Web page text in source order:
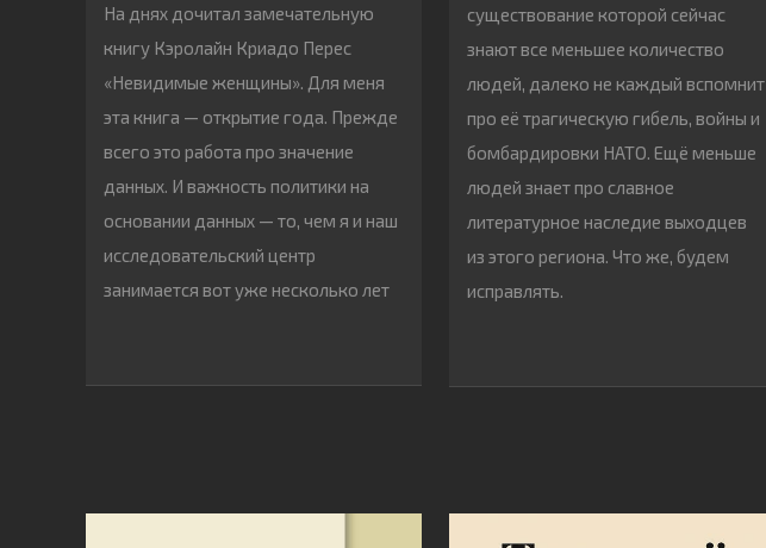
На днях дочитал замечательную
книгу Кэролайн Криадо Перес
«Невидимые женщины». Для меня
эта книга — открытие года. Прежде
всего это работа про значение
данных. И важность политики на
основании данных — то, чем я и наш
исследовательский центр
занимается вот уже несколько лет
существование которой сейчас
знают все меньшее количество
людей, далеко не каждый вспомнит
про её трагическую гибель, войны и
бомбардировки НАТО. Ещё меньше
людей знает про славное
литературное наследие выходцев
из этого региона. Что же, будем
исправлять.